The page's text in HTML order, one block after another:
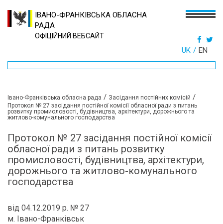
ІВАНО-ФРАНКІВСЬКА ОБЛАСНА
РАДА
ОФІЦІЙНИЙ ВЕБСАЙТ
UK EN
Івано-Франківська обласна рада / Засідання постійних комісій /
Протокол № 27 засідання постійної комісії обласної ради з питань
розвитку промисловості, будівництва, архітектури, дорожнього та
житлово-комунального господарства
Протокол № 27 засідання постійної комісії
обласної ради з питань розвитку
промисловості, будівництва, архітектури,
дорожнього та житлово-комунального
господарства
від 04.12.2019 р. № 27
м. Івано-Франківськ